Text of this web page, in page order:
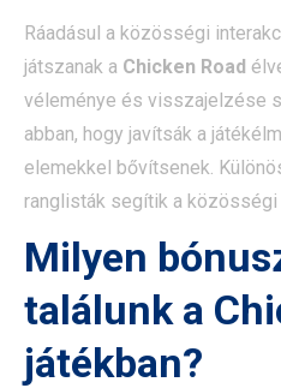
Ráadásul a közösségi
játszanak a Chicken Road
véleménye és visszajelzése
abban, hogy javítsák a
elemekkel bővítsenek.
ranglisták segítik a
Milyen
találunk a
játékban?